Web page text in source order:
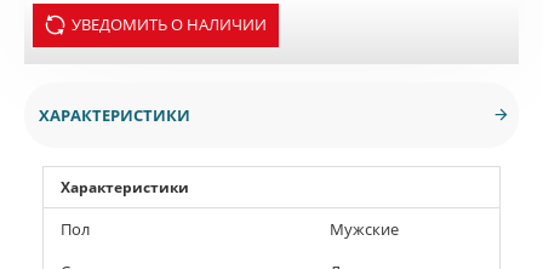
УВЕДОМИТЬ О НАЛИЧИИ
ХАРАКТЕРИСТИКИ
Характеристики
Пол
Мужские